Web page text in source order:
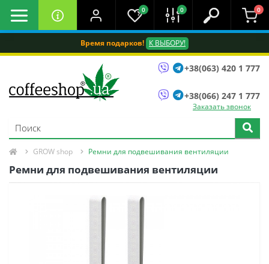
Время подарков! К ВЫБОРУ!
0 0 0
+38(063) 420 1 777
+38(066) 247 1 777
Заказать звонок
GROW shop Ремни для подвешивания вентиляции
Ремни для подвешивания вентиляции